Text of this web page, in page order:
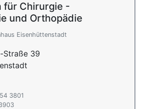
für Chirurgie -
und Orthopädie
Eisenhüttenstadt
Straße 39
3801